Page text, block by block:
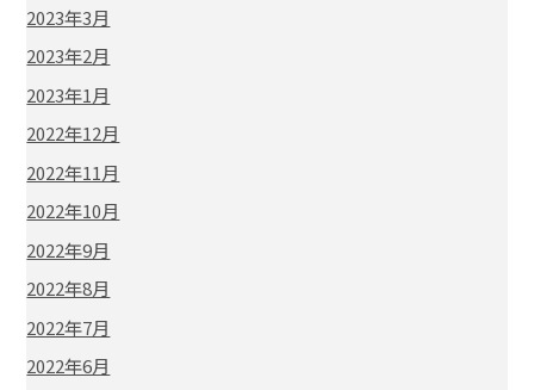
2023年3月
2023年2月
2023年1月
2022年12月
2022年11月
2022年10月
2022年9月
2022年8月
2022年7月
2022年6月